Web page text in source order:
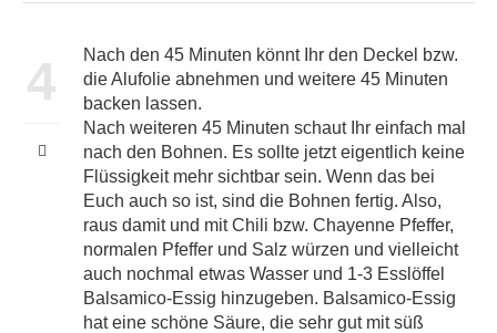
4
Nach den 45 Minuten könnt Ihr den Deckel bzw.
die Alufolie abnehmen und weitere 45 Minuten
backen lassen.
Nach weiteren 45 Minuten schaut Ihr einfach mal
nach den Bohnen. Es sollte jetzt eigentlich keine
Flüssigkeit mehr sichtbar sein. Wenn das bei
Euch auch so ist, sind die Bohnen fertig. Also,
raus damit und mit Chili bzw. Chayenne Pfeffer,
normalen Pfeffer und Salz würzen und vielleicht
auch nochmal etwas Wasser und 1-3 Esslöffel
Balsamico-Essig hinzugeben. Balsamico-Essig
hat eine schöne Säure, die sehr gut mit süß